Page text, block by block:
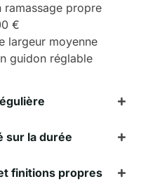
ramassage propre
€
largeur moyenne
guidon réglable
sur la durée
finitions propres